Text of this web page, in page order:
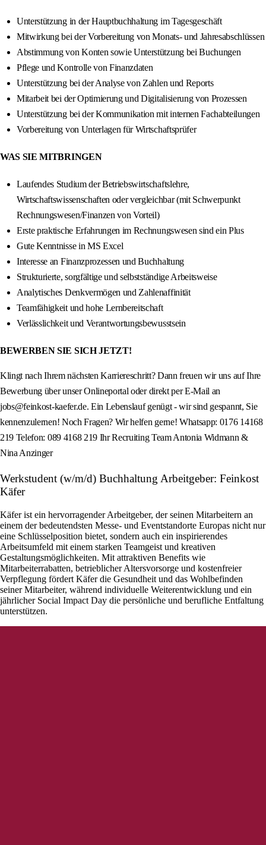
Unterstützung in der Hauptbuchhaltung im Tagesgeschäft
Mitwirkung bei der Vorbereitung von Monats- und Jahresabschlüssen
Abstimmung von Konten sowie Unterstützung bei Buchungen
Pflege und Kontrolle von Finanzdaten
Unterstützung bei der Analyse von Zahlen und Reports
Mitarbeit bei der Optimierung und Digitalisierung von Prozessen
Unterstützung bei der Kommunikation mit internen Fachabteilungen
Vorbereitung von Unterlagen für Wirtschaftsprüfer
WAS SIE MITBRINGEN
Laufendes Studium der Betriebswirtschaftslehre,
Wirtschaftswissenschaften oder vergleichbar (mit Schwerpunkt
Rechnungswesen/Finanzen von Vorteil)
Erste praktische Erfahrungen im Rechnungswesen sind ein Plus
Gute Kenntnisse in MS Excel
Interesse an Finanzprozessen und Buchhaltung
Strukturierte, sorgfältige und selbstständige Arbeitsweise
Analytisches Denkvermögen und Zahlenaffinität
Teamfähigkeit und hohe Lernbereitschaft
Verlässlichkeit und Verantwortungsbewusstsein
BEWERBEN SIE SICH JETZT!
Klingt nach Ihrem nächsten Karriereschritt? Dann freuen wir uns auf Ihre
Bewerbung über unser Onlineportal oder direkt per E-Mail an
jobs@feinkost-kaefer.de. Ein Lebenslauf genügt - wir sind gespannt, Sie
kennenzulernen! Noch Fragen? Wir helfen gerne! Whatsapp: 0176 14168
219 Telefon: 089 4168 219 Ihr Recruiting Team Antonia Widmann &
Nina Anzinger
Werkstudent (w/m/d) Buchhaltung Arbeitgeber: Feinkost
Käfer
Käfer ist ein hervorragender Arbeitgeber, der seinen Mitarbeitern an
einem der bedeutendsten Messe- und Eventstandorte Europas nicht nur
eine Schlüsselposition bietet, sondern auch ein inspirierendes
Arbeitsumfeld mit einem starken Teamgeist und kreativen
Gestaltungsmöglichkeiten. Mit attraktiven Benefits wie
Mitarbeiterrabatten, betrieblicher Altersvorsorge und kostenfreier
Verpflegung fördert Käfer die Gesundheit und das Wohlbefinden
seiner Mitarbeiter, während individuelle Weiterentwicklung und ein
jährlicher Social Impact Day die persönliche und berufliche Entfaltung
unterstützen.